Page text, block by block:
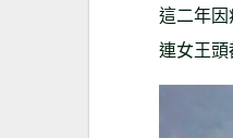
這二年
連女王頭